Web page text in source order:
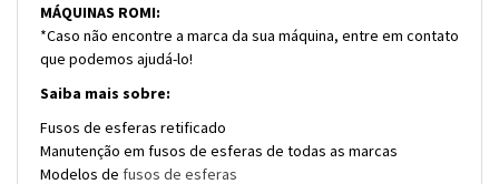
MÁQUINAS ROMI:
*Caso não encontre a marca da sua máquina, entre em contato
que podemos ajudá-lo!
Saiba mais sobre:
Fusos de esferas retificado
Manutenção em fusos de esferas de todas as marcas
Modelos de fusos de esferas